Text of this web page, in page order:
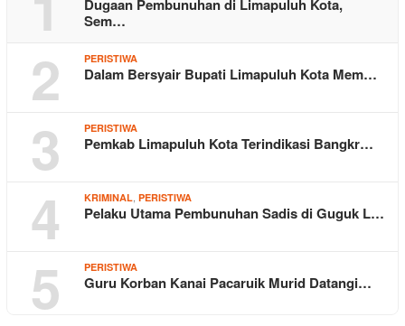
Dugaan Pembunuhan di Limapuluh Kota,
Sem…
2 PERISTIWA
Dalam Bersyair Bupati Limapuluh Kota Mem…
3 PERISTIWA
Pemkab Limapuluh Kota Terindikasi Bangkr…
4 KRIMINAL PERISTIWA
Pelaku Utama Pembunuhan Sadis di Guguk L…
5 PERISTIWA
Guru Korban Kanai Pacaruik Murid Datangi…